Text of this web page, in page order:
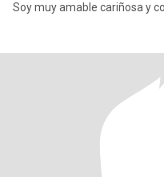
Soy muy amable cariñosa y